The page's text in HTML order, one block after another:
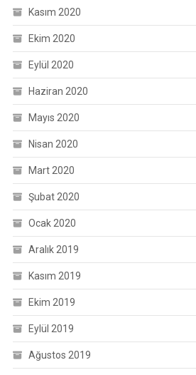
Kasım 2020
Ekim 2020
Eylül 2020
Haziran 2020
Mayıs 2020
Nisan 2020
Mart 2020
Şubat 2020
Ocak 2020
Aralık 2019
Kasım 2019
Ekim 2019
Eylül 2019
Ağustos 2019